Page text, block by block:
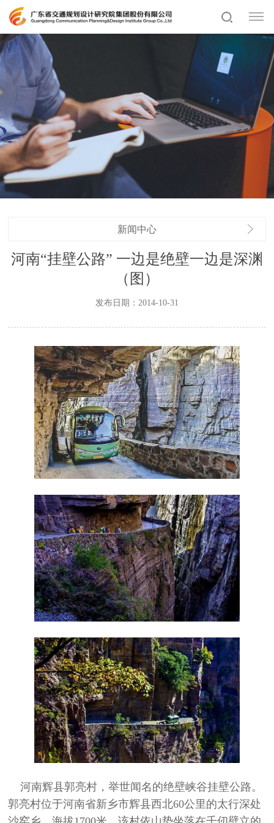
新闻中心
河南“挂壁公路” 一边是绝壁一边是深渊
（图）
发布日期：2014-10-31
河南辉县郭亮村，举世闻名的绝壁峡谷挂壁公路。
郭亮村位于河南省新乡市辉县西北60公里的太行深处